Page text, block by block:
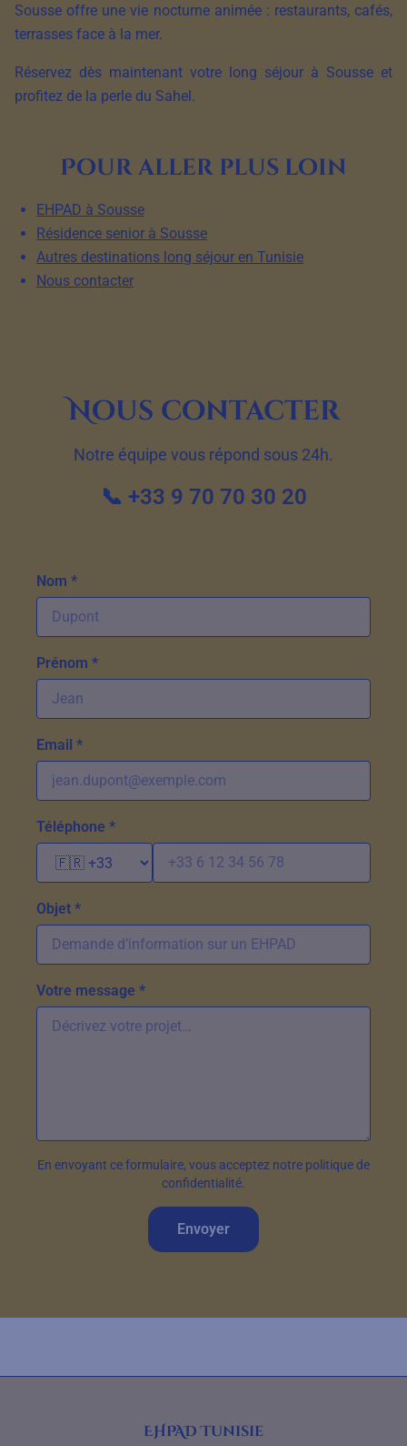
Sousse offre une vie nocturne animée : restaurants, cafés,
terrasses face à la mer.
Réservez dès maintenant votre long séjour à Sousse et
profitez de la perle du Sahel.
Pour aller plus loin
EHPAD à Sousse
Résidence senior à Sousse
Autres destinations long séjour en Tunisie
Nous contacter
Nous contacter
Notre équipe vous répond sous 24h.
📞 +33 9 70 70 30 20
Nom *
Prénom *
Email *
Téléphone *
Objet *
Votre message *
En envoyant ce formulaire, vous acceptez notre politique de
confidentialité.
Envoyer
EHPAD Tunisie